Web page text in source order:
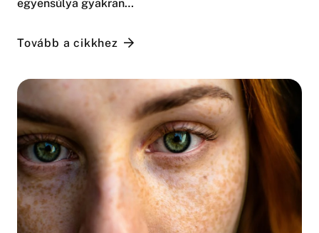
egyensúlya gyakran…
Tovább a cikkhez